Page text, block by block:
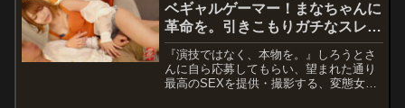
ベギャルゲーマー！まなちゃんに
革命を。引きこもりガチなスレン
ダーボディにハードなセックス教
え込みます。顔騎で本イキグショ
マン味わい尽くし、立ちバックで
『演技ではなく、本物を。』しろうとさ
んに自ら応募してもらい、望まれた通り
最高のSEXを提供・撮影する、変態女子